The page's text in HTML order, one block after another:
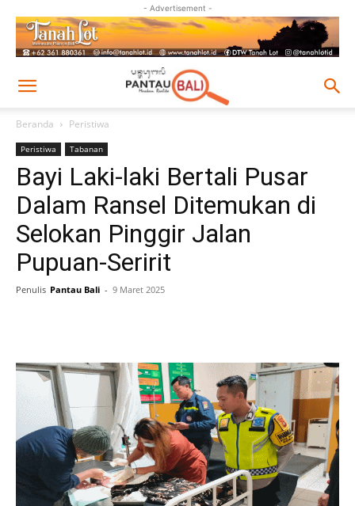
- Advertisement -
Beranda Peristiwa
Peristiwa Tabanan
Bayi Laki-laki Bertali Pusar
Dalam Ransel Ditemukan di
Selokan Pinggir Jalan
Pupuan-Seririt
Penulis Pantau Bali - 9 Maret 2025